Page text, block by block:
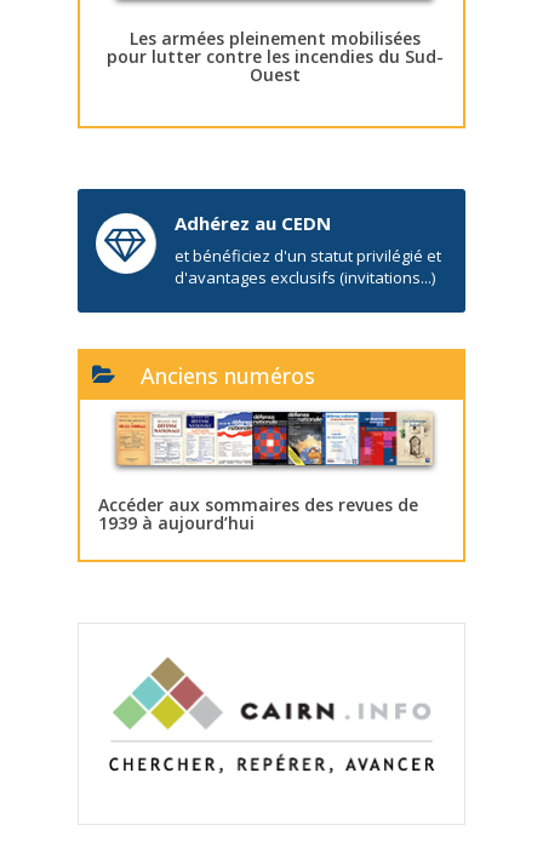
Les armées pleinement mobilisées
pour lutter contre les incendies du Sud-
Ouest
Adhérez au CEDN
et bénéficiez d'un statut privilégié et
d'avantages exclusifs (invitations...)
Anciens numéros
Accéder aux sommaires des revues de
1939 à aujourd’hui